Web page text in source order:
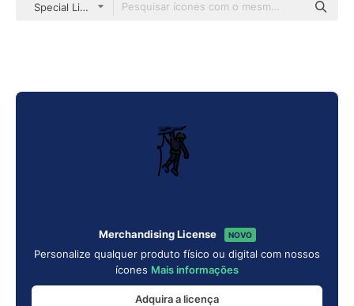
Special Lineal color
Merchandising License NOVO
Personalize qualquer produto físico ou digital com nossos
ícones Mais informações
Adquira a licença